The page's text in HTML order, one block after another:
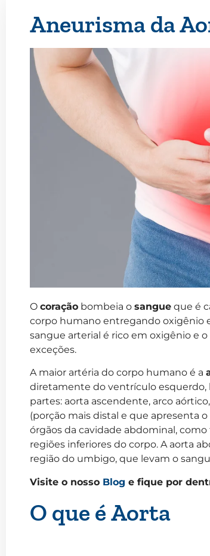
Aneurisma da
O coração bombeia o sangue que é
corpo humano entregando oxigênio
sangue arterial é rico em oxigênio e
exceções.
A maior artéria do corpo humano é a
diretamente do ventrículo esquerdo,
partes: aorta ascendente, arco
(porção mais distal e que apresenta
órgãos da cavidade abdominal,
regiões inferiores do corpo. A aorta
região do umbigo, que levam o
Visite o nosso Blog e fique por
O que é Aorta